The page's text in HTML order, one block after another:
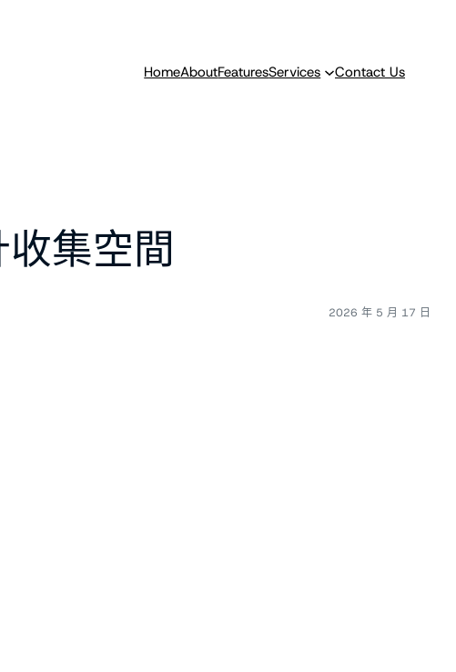
HomeAboutFeaturesServices Contact Us
集空間
2026 年 5 月 17 日